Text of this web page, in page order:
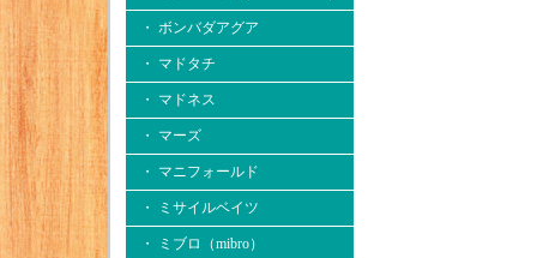
・ ボンバダアグア
・ マドタチ
・ マドネス
・ マーズ
・ マニフォールド
・ ミサイルベイツ
・ ミブロ（mibro）